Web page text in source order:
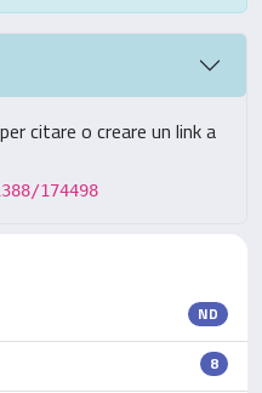
citare o creare un link a
174498
ND
8